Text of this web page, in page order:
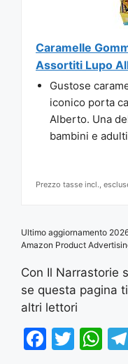
Caramelle
Assortiti Lupo
Gustose
iconico porta
Alberto. Una
bambini e adulti
Prezzo tasse incl.,
Ultimo aggiornamento
Amazon Product
Con Il Narrastorie
se questa pagina
altri lettori
F
T
W